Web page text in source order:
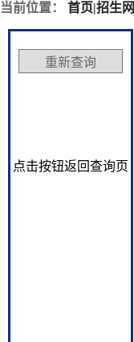
当前位置： 首页|招生网
点击按钮返回查询页